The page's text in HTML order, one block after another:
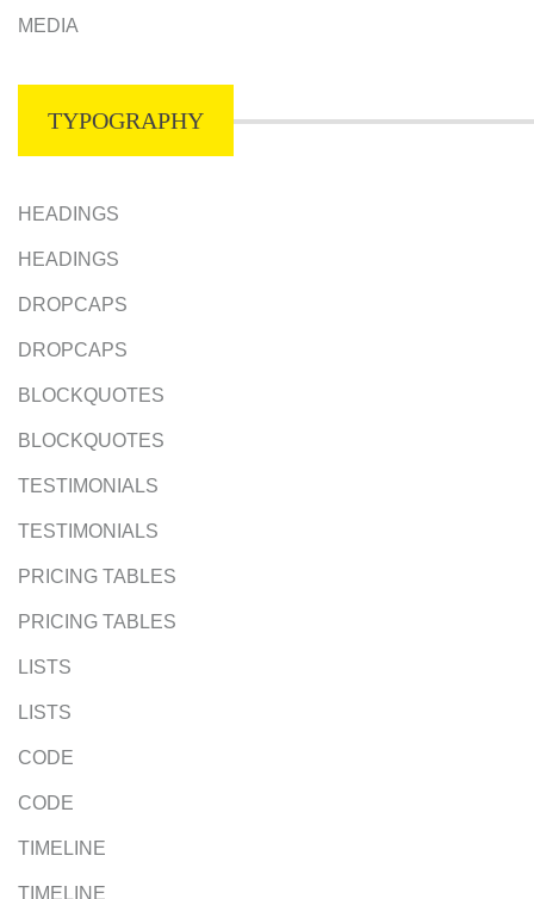
MEDIA
TYPOGRAPHY
HEADINGS
HEADINGS
DROPCAPS
DROPCAPS
BLOCKQUOTES
BLOCKQUOTES
TESTIMONIALS
TESTIMONIALS
PRICING TABLES
PRICING TABLES
LISTS
LISTS
CODE
CODE
TIMELINE
TIMELINE